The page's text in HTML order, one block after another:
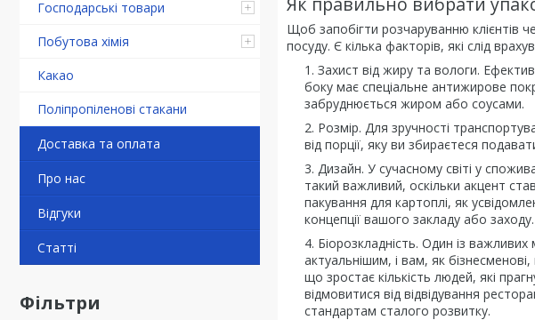
Господарські товари
Побутова хімія
Какао
Поліпропіленові стакани
Доставка та оплата
Про нас
Відгуки
Статті
Фільтри
Щоб запобігти розчаруванню клієнтів
посуду. Є кілька факторів, які слід
Захист від жиру та вологи.
боку має спеціальне антижирове
забруднюється жиром або соусами.
Розмір. Для зручності
від порції, яку ви збираєтеся
Дизайн. У сучасному світі у
такий важливий, оскільки акцент
пакування для картоплі, як
концепції вашого закладу або заходу.
Біорозкладність. Один із
актуальнішим, і вам, як
що зростає кількість людей, які
відмовитися від відвідування
стандартам сталого розвитку.